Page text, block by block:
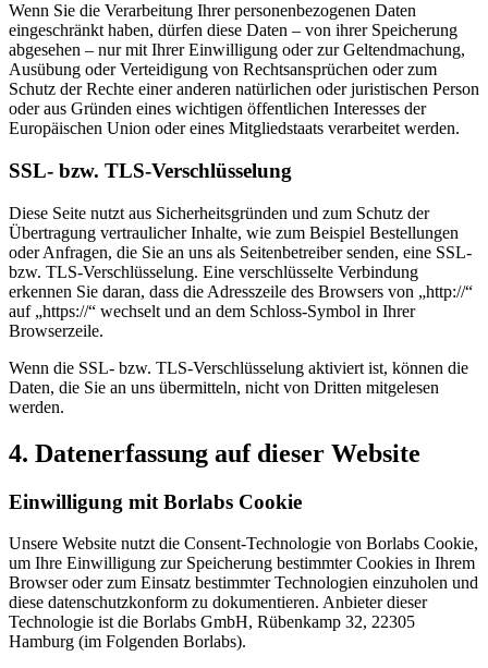
Wenn Sie die Verarbeitung Ihrer personenbezogenen Daten
eingeschränkt haben, dürfen diese Daten – von ihrer Speicherung
abgesehen – nur mit Ihrer Einwilligung oder zur Geltendmachung,
Ausübung oder Verteidigung von Rechtsansprüchen oder zum
Schutz der Rechte einer anderen natürlichen oder juristischen Person
oder aus Gründen eines wichtigen öffentlichen Interesses der
Europäischen Union oder eines Mitgliedstaats verarbeitet werden.
SSL- bzw. TLS-Verschlüsselung
Diese Seite nutzt aus Sicherheitsgründen und zum Schutz der
Übertragung vertraulicher Inhalte, wie zum Beispiel Bestellungen
oder Anfragen, die Sie an uns als Seitenbetreiber senden, eine SSL-
bzw. TLS-Verschlüsselung. Eine verschlüsselte Verbindung
erkennen Sie daran, dass die Adresszeile des Browsers von „http://“
auf „https://“ wechselt und an dem Schloss-Symbol in Ihrer
Browserzeile.
Wenn die SSL- bzw. TLS-Verschlüsselung aktiviert ist, können die
Daten, die Sie an uns übermitteln, nicht von Dritten mitgelesen
werden.
4. Datenerfassung auf dieser Website
Einwilligung mit Borlabs Cookie
Unsere Website nutzt die Consent-Technologie von Borlabs Cookie,
um Ihre Einwilligung zur Speicherung bestimmter Cookies in Ihrem
Browser oder zum Einsatz bestimmter Technologien einzuholen und
diese datenschutzkonform zu dokumentieren. Anbieter dieser
Technologie ist die Borlabs GmbH, Rübenkamp 32, 22305
Hamburg (im Folgenden Borlabs).